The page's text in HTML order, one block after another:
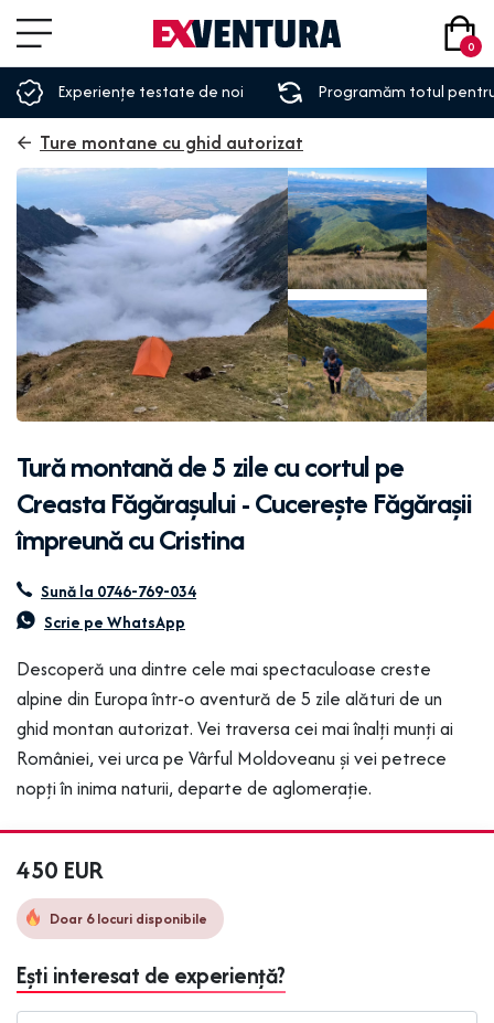
0
Experiențe testate de noi Programăm totul
Ture montane cu ghid autorizat
Tură montană de 5 zile cu cortul pe
Creasta Făgărașului - Cucerește Făgărașii
împreună cu Cristina
Sună la 0746-769-034
Scrie pe WhatsApp
Descoperă una dintre cele mai spectaculoase creste
alpine din Europa într-o aventură de 5 zile alături de un
ghid montan autorizat. Vei traversa cei mai înalți munți ai
României, vei urca pe Vârful Moldoveanu și vei petrece
nopți în inima naturii, departe de aglomerație.
450 EUR
Doar 6 locuri disponibile
Ești interesat de experiență?